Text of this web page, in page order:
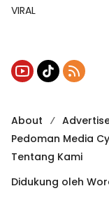
VIRAL
About
Pedoman Media
Tentang Kami
Didukung oleh